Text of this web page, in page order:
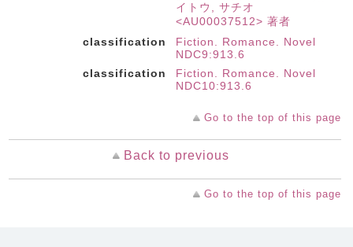
イトウ, サチオ
<AU00037512> 著者
classification
Fiction. Romance. Novel
NDC9:913.6
classification
Fiction. Romance. Novel
NDC10:913.6
Go to the top of this page
Back to previous
Go to the top of this page